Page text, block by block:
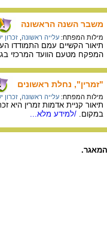
משבר השנה הראשונה
מילות המפתח: עלייה ראשונה זכרון
תיאור הקשיים עמם התמודדו
המפקח מטעם הוועד המרכזי
"זמרין", נחלת ראשונים
מילות המפתח: עלייה ראשונה זכרון
במקום. /למידע מלא...